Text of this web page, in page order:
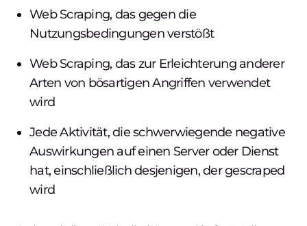
Web Scraping, das gegen die
Nutzungsbedingungen verstößt
Web Scraping, das zur Erleichterung anderer
Arten von bösartigen Angriffen verwendet
wird
Jede Aktivität, die schwerwiegende negative
Auswirkungen auf einen Server oder Dienst
hat, einschließlich desjenigen, der gescraped
wird